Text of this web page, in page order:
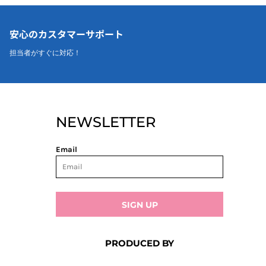
安心のカスタマーサポート
担当者がすぐに対応！
NEWSLETTER
Email
SIGN UP
PRODUCED BY